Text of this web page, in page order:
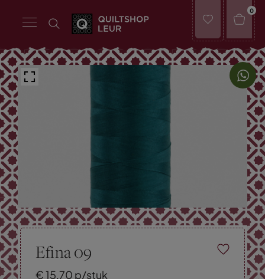
0
Efina 09
€15,70 p/stuk